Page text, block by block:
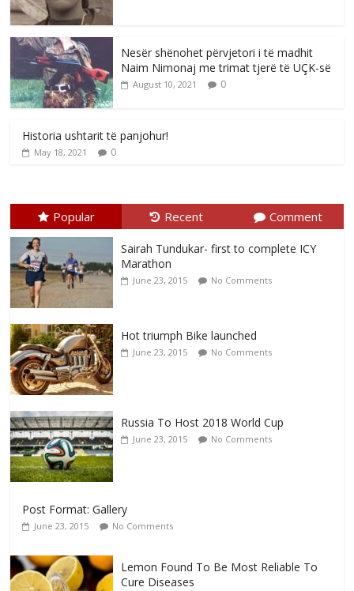
Nesër shënohet përvjetori i të madhit
Naim Nimonaj me trimat tjerë të UÇK-së
August 10, 2021 0
Historia ushtarit të panjohur!
May 18, 2021 0
Popular Recent Comment
Sairah Tundukar- first to complete ICY
Marathon
June 23, 2015 No Comments
Hot triumph Bike launched
June 23, 2015 No Comments
Russia To Host 2018 World Cup
June 23, 2015 No Comments
Post Format: Gallery
June 23, 2015 No Comments
Lemon Found To Be Most Reliable To
Cure Diseases